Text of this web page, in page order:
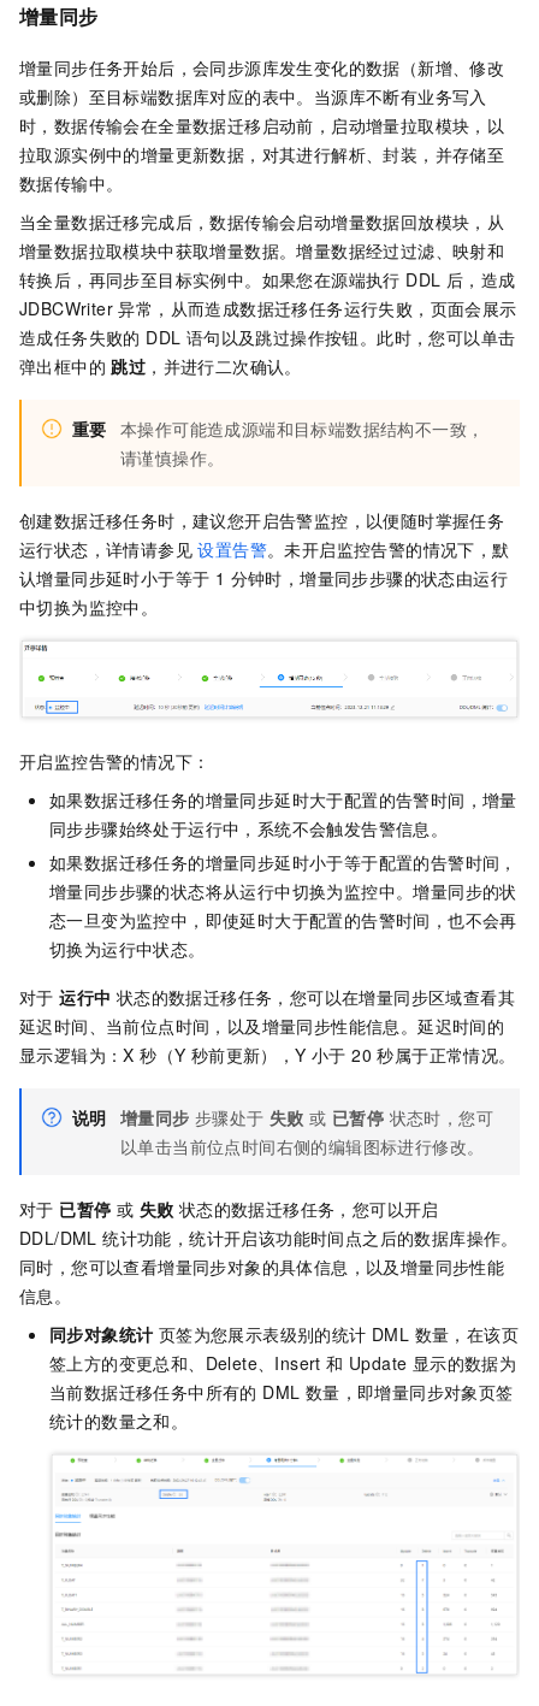
增量同步
增量同步任务开始后，会同步源库发生变化的数据（新增、修改
或删除）至目标端数据库对应的表中。当源库不断有业务写入
时，数据传输会在全量数据迁移启动前，启动增量拉取模块，以
拉取源实例中的增量更新数据，对其进行解析、封装，并存储至
数据传输中。
当全量数据迁移完成后，数据传输会启动增量数据回放模块，从
增量数据拉取模块中获取增量数据。增量数据经过过滤、映射和
转换后，再同步至目标实例中。如果您在源端执行 DDL 后，造成
JDBCWriter 异常，从而造成数据迁移任务运行失败，页面会展示
造成任务失败的 DDL 语句以及跳过操作按钮。此时，您可以单击
弹出框中的 跳过 ，并进行二次确认。
重要 本操作可能造成源端和目标端数据结构不一致，
请谨慎操作。
创建数据迁移任务时，建议您开启告警监控，以便随时掌握任务
运行状态，详情请参见设置告警。未开启监控告警的情况下，默
认增量同步延时小于等于 1 分钟时，增量同步步骤的状态由运行
中切换为监控中。
开启监控告警的情况下：
如果数据迁移任务的增量同步延时大于配置的告警时间，增量
同步步骤始终处于运行中，系统不会触发告警信息。
如果数据迁移任务的增量同步延时小于等于配置的告警时间，
增量同步步骤的状态将从运行中切换为监控中。增量同步的状
态一旦变为监控中，即使延时大于配置的告警时间，也不会再
切换为运行中状态。
对于运行中 状态的数据迁移任务，您可以在增量同步区域查看其
延迟时间、当前位点时间，以及增量同步性能信息。延迟时间的
显示逻辑为：X 秒（Y 秒前更新），Y 小于 20 秒属于正常情况。
说明 增量同步 步骤处于 失败 或 已暂停 状态时，您可
以单击当前位点时间右侧的编辑图标进行修改。
对于 已暂停 或 失败 状态的数据迁移任务，您可以开启
DDL/DML 统计功能，统计开启该功能时间点之后的数据库操作。
同时，您可以查看增量同步对象的具体信息，以及增量同步性能
信息。
同步对象统计 页签为您展示表级别的统计 DML 数量，在该页
签上方的变更总和、Delete、Insert 和 Update 显示的数据为
当前数据迁移任务中所有的 DML 数量，即增量同步对象页签
统计的数量之和。